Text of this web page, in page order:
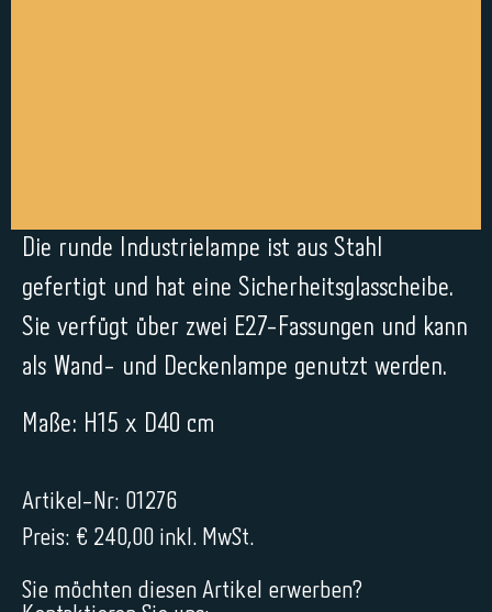
Die runde Industrielampe ist aus Stahl
gefertigt und hat eine Sicherheitsglasscheibe.
Sie verfügt über zwei E27-Fassungen und kann
als Wand- und Deckenlampe genutzt werden.
Maße: H15 x D40 cm
Artikel-Nr: 01276
Preis: € 240,00 inkl. MwSt.
Sie möchten diesen Artikel erwerben?